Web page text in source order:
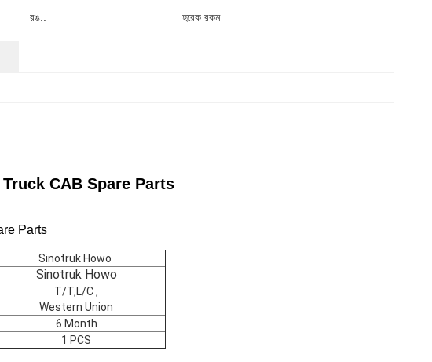
রঙ:: হরেক রকম
CAB Spare Parts
Parts
Sinotruk Howo
Sinotruk Howo
T/T,L/C ,
Western Union
6 Month
1 PCS